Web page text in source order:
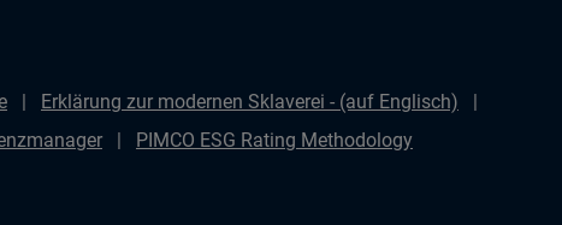
Erklärung zur modernen Sklaverei - (auf Englisch)
PIMCO ESG Rating Methodology